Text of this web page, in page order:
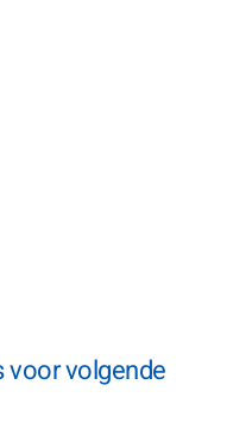
voor volgende